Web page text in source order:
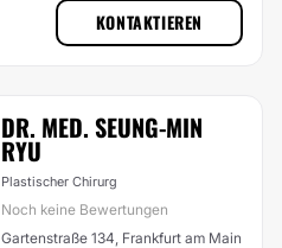
KONTAKTIEREN
DR. MED. SEUNG-MIN
RYU
Plastischer Chirurg
Noch keine Bewertungen
Gartenstraße 134, Frankfurt am Main